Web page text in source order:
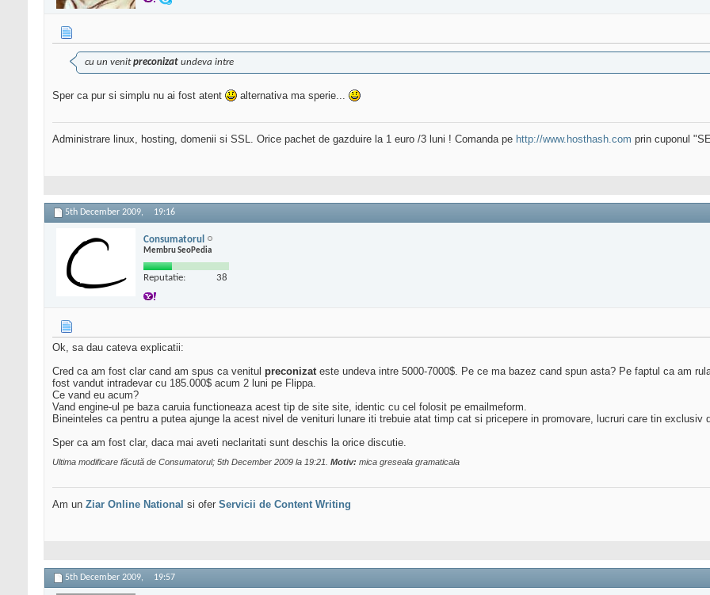
cu un venitpreconizat undeva intre
Sper ca pur si simplu nu ai fost atent alternativa ma sperie...
Administrare linux, hosting, domenii si SSL. Orice pachet de gazduire la 1 euro /3 luni ! Comanda pe http://www.hosthash.com prin cuponul
5th December 2009, 19:16
Consumatorul
Membru SeoPedia
Reputatie: 38
Ok, sa dau cateva explicatii:
Cred ca am fost clar cand am spus ca venitul preconizateste undeva intre 5000-7000$. Pe ce ma bazez cand spun asta? Pe faptul ca am
fost vandut intradevar cu 185.000$ acum 2 luni pe Flippa.
Ce vand eu acum?
Vand engine-ul pe baza caruia functioneaza acest tip de site site, identic cu cel folosit pe emailmeform.
Bineinteles ca pentru a putea ajunge la acest nivel de venituri lunare iti trebuie atat timp cat si pricepere in promovare, lucruri care tin exclusiv
Sper ca am fost clar, daca mai aveti neclaritati sunt deschis la orice discutie.
Ultima modificare făcută de Consumatorul; 5th December 2009 la 19:21 Motiv: mica greseala gramaticala
Am un Ziar Online National si ofer Servicii de Content Writing
5th December 2009, 19:57